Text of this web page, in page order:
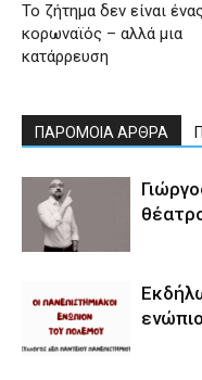
Το ζήτημα δεν είναι
κορωναϊός – αλλά μια
κατάρρευση
ΠΑΡΟΜΟΙΑ ΑΡΘΡΑ